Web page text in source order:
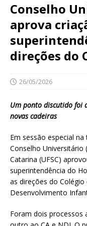
Conselho
aprova
direções do
26/05/2026
Um ponto discutido foi
novas cadeiras
Em sessão especial
Conselho Universitário
Catarina (UFSC)
superintendência do
as direções do Colégio
Desenvolvimento
Foram dois processos